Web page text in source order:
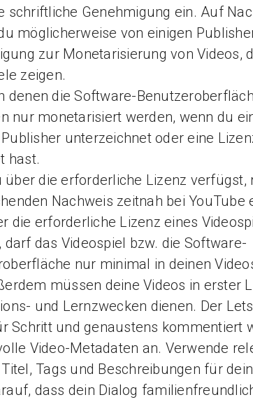
schriftliche Genehmigung ein. Auf
möglicherweise von einigen
zur Monetarisierung von Videos,
zeigen.
denen die Software-
nur monetarisiert werden, wenn du
unterzeichnet oder eine
hast.
über die erforderliche Lizenz verfügst,
Nachweis zeitnah bei YouTube
die erforderliche Lizenz eines
das Videospiel bzw. die Software-
nur minimal in deinen
müssen deine Videos in erster
und Lernzwecken dienen. Der
Schritt und genaustens kommentiert
Video-Metadaten an. Verwende
Tags und Beschreibungen für
dass dein Dialog